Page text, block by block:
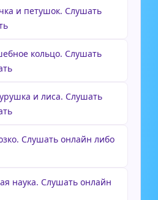
и петушок. Слушать
кольцо. Слушать
и лиса. Слушать
Слушать онлайн либо
наука. Слушать онлайн